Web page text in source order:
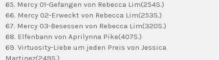
65. Mercy 01-Gefangen von Rebecca Lim(254S.)
66. Mercy 02-Erweckt von Rebecca Lim(253S.)
67. Mercy 03-Besessen von Rebecca Lim(320S.)
68. Elfenbann von Aprilynna Pike(407S.)
69. Virtuosity-Liebe um jeden Preis von Jessica
Martinez(249S.)